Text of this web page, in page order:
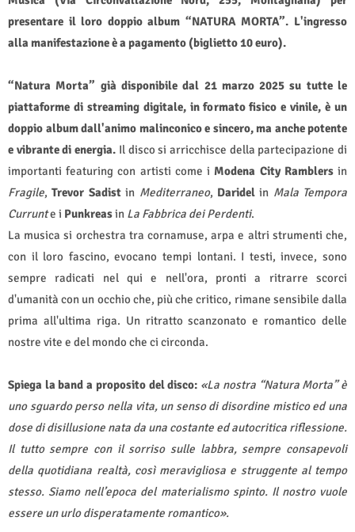
presentare il loro doppio album “NATURA MORTA”. L'ingresso
alla manifestazione è a pagamento (biglietto 10 euro).
“Natura Morta” già disponibile dal 21 marzo 2025 su tutte le
piattaforme di streaming digitale, in formato fisico e vinile, è un
doppio album dall'animo malinconico e sincero, ma anche potente
e vibrante di energia. Il disco si arricchisce della partecipazione di
importanti featuring con artisti come iModena City Ramblersin
Fragile,Trevor Sadistin Mediterraneo, Daridelin Mala Tempora
Currunte i Punkreasin La Fabbrica dei Perdenti.
La musica si orchestra tra cornamuse, arpa e altri strumenti che,
con il loro fascino, evocano tempi lontani. I testi, invece, sono
sempre radicati nel qui e nell'ora, pronti a ritrarre scorci
d'umanità con un occhio che, più che critico, rimane sensibile dalla
prima all'ultima riga. Un ritratto scanzonato e romantico delle
nostre vite e del mondo che ci circonda.
Spiega la band a proposito del disco: «La nostra “Natura Morta” è
uno sguardo perso nella vita, un senso di disordine mistico ed una
dose di disillusione nata da una costante ed autocritica riflessione.
Il tutto sempre con il sorriso sulle labbra, sempre consapevoli
della quotidiana realtà, così meravigliosa e struggente al tempo
stesso. Siamo nell’epoca del materialismo spinto. Il nostro vuole
essere un urlo disperatamente romantico».